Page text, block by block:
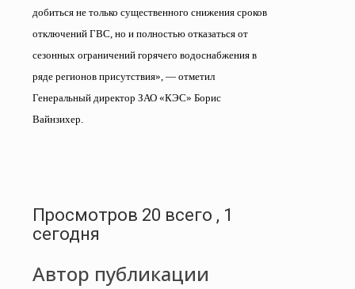
добиться не только существенного снижения сроков
отключений ГВС, но и полностью отказаться от
сезонных ограничений горячего водоснабжения в
ряде регионов присутствия», — отметил
Генеральный директор ЗАО «КЭС» Борис
Вайнзихер.
Просмотров 20 всего , 1
сегодня
Автор публикации